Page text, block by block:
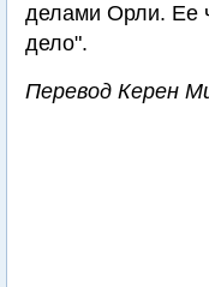
делами Орли. Ее
дело".
Перевод Керен